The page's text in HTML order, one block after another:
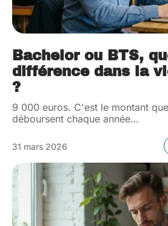
Bachelor ou BTS,
différence dans la
?
9 000 euros. C'est le montant
déboursent chaque année…
31 mars 2026